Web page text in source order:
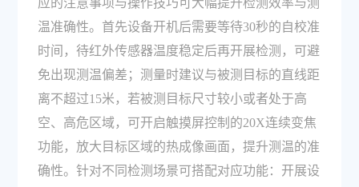
应的注意事项与操作技巧可大幅提升检测效率与测
温准确性。首先设备开机后需要等待30秒的自校准
时间，待红外传感器温度稳定后再开展检测，可避
免出现测温偏差；测量时建议与被测目标的直线距
离不超过15米，若被测目标尺寸较小或者处于高
空、高危区域，可开启触摸屏控制的20X连续变焦
功能，放大目标区域的热成像画面，提升测温的准
确性。针对不同检测场景可搭配对应功能：开展设